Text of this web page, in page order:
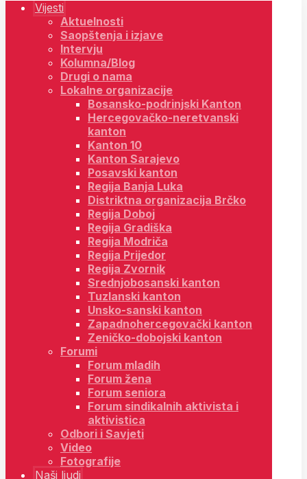
Vijesti
Aktuelnosti
Saopštenja i izjave
Intervju
Kolumna/Blog
Drugi o nama
Lokalne organizacije
Bosansko-podrinjski Kanton
Hercegovačko-neretvanski
kanton
Kanton 10
Kanton Sarajevo
Posavski kanton
Regija Banja Luka
Distriktna organizacija Brčko
Regija Doboj
Regija Gradiška
Regija Modriča
Regija Prijedor
Regija Zvornik
Srednjobosanski kanton
Tuzlanski kanton
Unsko-sanski kanton
Zapadnohercegovački kanton
Zeničko-dobojski kanton
Forumi
Forum mladih
Forum žena
Forum seniora
Forum sindikalnih aktivista i
aktivistica
Odbori i Savjeti
Video
Fotografije
Naši ljudi